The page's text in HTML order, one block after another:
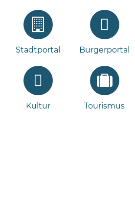
Stadtportal Bürgerportal
Kultur Tourismus